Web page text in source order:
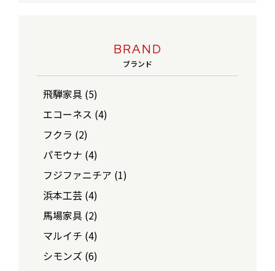
BRAND
ブランド
飛騨家具 (5)
エコーネス (4)
フクラ (2)
パモウナ (4)
フジファニチア (1)
浜本工芸 (4)
馬場家具 (2)
マルイチ (4)
シモンズ (6)